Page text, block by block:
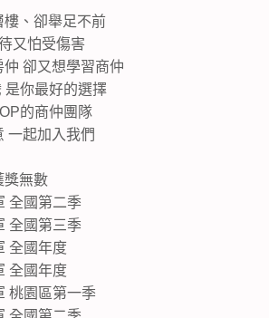
樓、卻舉足不前
又怕受傷害
仲 卻又想學習商仲
是你最好的選擇
的商仲團隊
一起加入我們
獎無數
全國第二季
全國第三季
全國年度
全國年度
桃園區第一季